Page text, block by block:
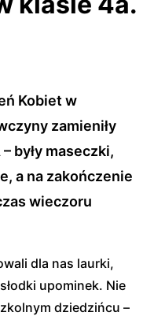
Kobiet w
zamieniły
były maseczki,
a na zakończenie
wieczoru
dla nas laurki,
upominek. Nie
dziedzińcu –